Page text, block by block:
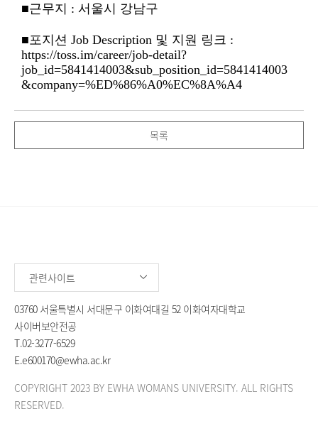
■근무지 : 서울시 강남구
■포지션 Job Description 및 지원 링크 :
https://toss.im/career/job-detail?
job_id=5841414003&sub_position_id=5841414003
&company=%ED%86%A0%EC%8A%A4
목록
관련사이트
03760 서울특별시 서대문구 이화여대길 52 이화여자대학교
사이버보안전공
T.02-3277-6529
E.e600170@ewha.ac.kr
COPYRIGHT 2023 BY EWHA WOMANS UNIVERSITY. ALL RIGHTS
RESERVED.